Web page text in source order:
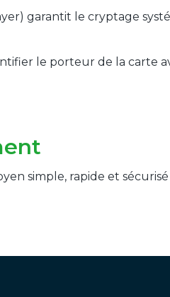
garantit le cryptage
le porteur de la carte
simple, rapide et